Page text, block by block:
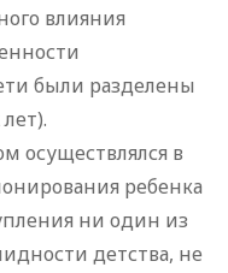
влияния
были разделены
осуществлялся в
ребенка
ни один из
детства, не